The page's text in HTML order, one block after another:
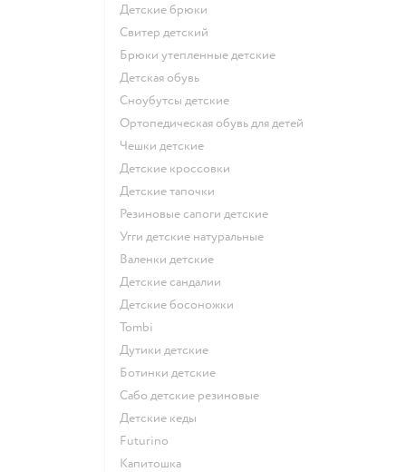
Детские брюки
Свитер детский
Брюки утепленные детские
Детская обувь
Сноубутсы детские
Ортопедическая обувь для детей
Чешки детские
Детские кроссовки
Детские тапочки
Резиновые сапоги детские
Угги детские натуральные
Валенки детские
Детские сандалии
Детские босоножки
Tombi
Дутики детские
Ботинки детские
Сабо детские резиновые
Детские кеды
Futurino
Капитошка